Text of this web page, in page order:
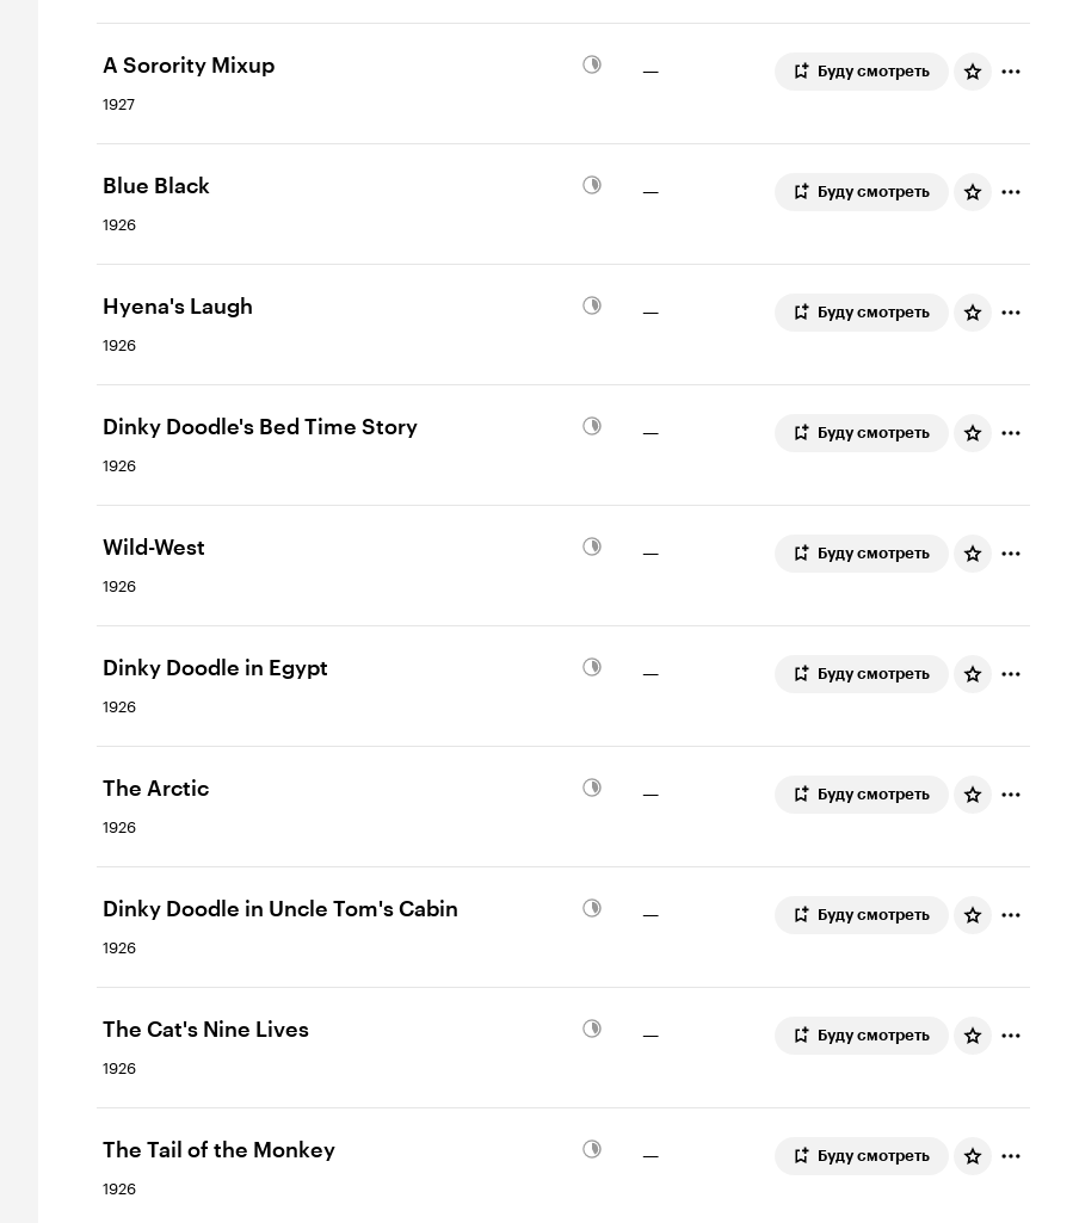
A Sorority Mixup
1927
— Буду смотреть
Blue Black
1926
— Буду смотреть
Hyena's Laugh
1926
— Буду смотреть
Dinky Doodle's Bed Time Story
1926
— Буду смотреть
Wild-West
1926
— Буду смотреть
Dinky Doodle in Egypt
1926
— Буду смотреть
The Arctic
1926
— Буду смотреть
Dinky Doodle in Uncle Tom's Cabin
1926
— Буду смотреть
The Cat's Nine Lives
1926
— Буду смотреть
The Tail of the Monkey
1926
— Буду смотреть